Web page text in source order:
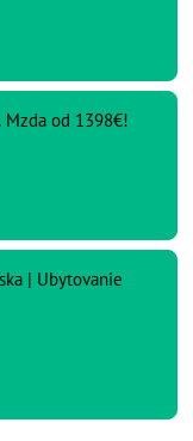
Mzda od 1398€!
| Ubytovanie